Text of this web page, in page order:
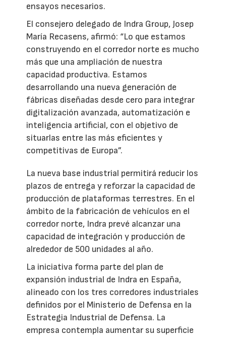
ensayos necesarios.
El consejero delegado de Indra Group, Josep
María Recasens, afirmó: “Lo que estamos
construyendo en el corredor norte es mucho
más que una ampliación de nuestra
capacidad productiva. Estamos
desarrollando una nueva generación de
fábricas diseñadas desde cero para integrar
digitalización avanzada, automatización e
inteligencia artificial, con el objetivo de
situarlas entre las más eficientes y
competitivas de Europa”.
La nueva base industrial permitirá reducir los
plazos de entrega y reforzar la capacidad de
producción de plataformas terrestres. En el
ámbito de la fabricación de vehículos en el
corredor norte, Indra prevé alcanzar una
capacidad de integración y producción de
alrededor de 500 unidades al año.
La iniciativa forma parte del plan de
expansión industrial de Indra en España,
alineado con los tres corredores industriales
definidos por el Ministerio de Defensa en la
Estrategia Industrial de Defensa. La
empresa contempla aumentar su superficie